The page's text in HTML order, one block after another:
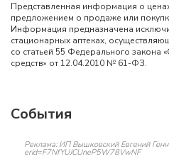
Представленная информация о
предложением о продаже или
Информация предназначена
стационарных аптеках,
со статьей 55 Федерального
средств» от 12.04.2010 № 61-ФЗ.
События
Реклама: ИП Вышковский Евгений
erid=F7NfYUJCUneP5W78VwNF